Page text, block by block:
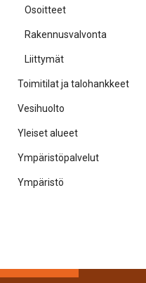
Osoitteet
Rakennusvalvonta
Liittymät
Toimitilat ja talohankkeet
Vesihuolto
Yleiset alueet
Ympäristöpalvelut
Ympäristö